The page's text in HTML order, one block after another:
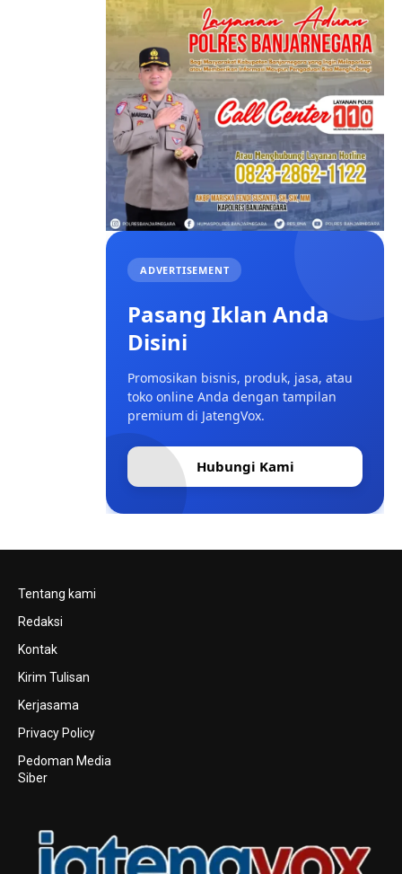
ADVERTISEMENT
Pasang Iklan Anda
Disini
Promosikan bisnis, produk, jasa, atau
toko online Anda dengan tampilan
premium di JatengVox.
Hubungi Kami
Tentang kami
Redaksi
Kontak
Kirim Tulisan
Kerjasama
Privacy Policy
Pedoman Media
Siber